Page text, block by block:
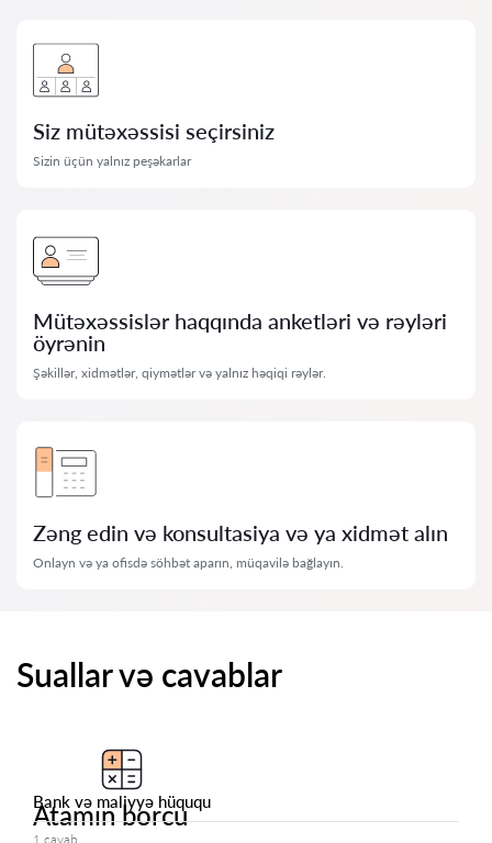
Siz mütəxəssisi seçirsiniz
Sizin üçün yalnız peşəkarlar
Mütəxəssislər haqqında anketləri və rəyləri
öyrənin
Şəkillər, xidmətlər, qiymətlər və yalnız həqiqi rəylər.
Zəng edin və konsultasiya və ya xidmət alın
Onlayn və ya ofisdə söhbət aparın, müqavilə bağlayın.
Suallar və cavablar
Bank və maliyyə hüququ
Atamın borcu
1 cavab